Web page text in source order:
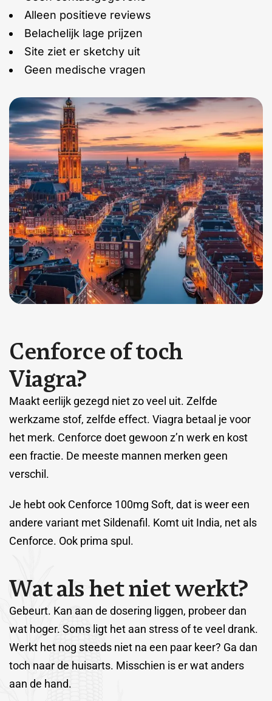
Alleen positieve reviews
Belachelijk lage prijzen
Site ziet er sketchy uit
Geen medische vragen
Cenforceoftoch
Viagra?
Maakt eerlijk gezegd niet zo veel uit. Zelfde
werkzame stof, zelfde effect. Viagra betaal je voor
het merk. Cenforce doet gewoon z’n werk en kost
een fractie. De meeste mannen merken geen
verschil.
Je hebt ook Cenforce 100mg Soft, dat is weer een
andere variant met Sildenafil. Komt uit India, net als
Cenforce. Ook prima spul.
Watalshetnietwerkt?
Gebeurt. Kan aan de dosering liggen, probeer dan
wat hoger. Soms ligt het aan stress of te veel drank.
Werkt het nog steeds niet na een paar keer? Ga dan
toch naar de huisarts. Misschien is er wat anders
aan de hand.